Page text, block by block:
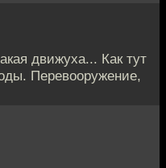
движуха... Как тут
Перевооружение,